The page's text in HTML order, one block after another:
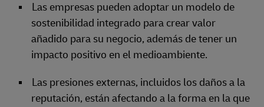
Las empresas pueden adoptar un modelo de
sostenibilidad integrado para crear valor
añadido para su negocio, además de tener un
impacto positivo en el medioambiente.
Las presiones externas, incluidos los daños a la
reputación, están afectando a la forma en la que